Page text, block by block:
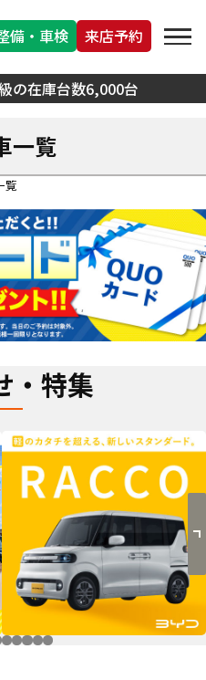
の在庫台数6,000台
備・車検 来店予約
一覧
覧
・特集